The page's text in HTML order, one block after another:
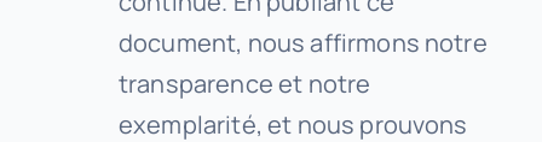
document, nous affirmons notre
transparence et notre
exemplarité, et nous prouvons